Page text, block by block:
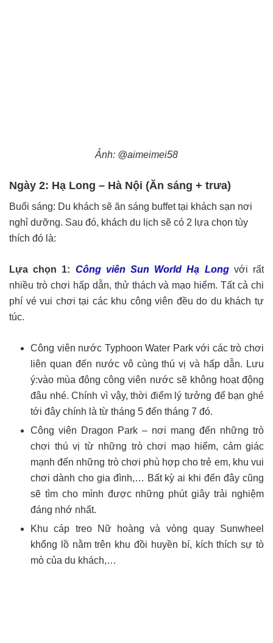
Ảnh: @aimeimei58
Ngày 2: Hạ Long – Hà Nội (Ăn sáng + trưa)
Buổi sáng: Du khách sẽ ăn sáng buffet tại khách sạn nơi
nghỉ dưỡng. Sau đó, khách du lịch sẽ có 2 lựa chọn tùy
thích đó là:
Lựa chọn 1: Công viên Sun World Hạ Longvới rất
nhiều trò chơi hấp dẫn, thử thách và mạo hiểm. Tất cả chi
phí vé vui chơi tại các khu công viên đều do du khách tự
túc.
Công viên nước Typhoon Water Park với các trò chơi
liên quan đến nước vô cùng thú vị và hấp dẫn. Lưu
ý:vào mùa đông công viên nước sẽ không hoạt động
đâu nhé. Chính vì vậy, thời điểm lý tưởng để bạn ghé
tới đây chính là từ tháng 5 đến tháng 7 đó.
Công viên Dragon Park – nơi mang đến những trò
chơi thú vị từ những trò chơi mạo hiểm, cảm giác
mạnh đến những trò chơi phù hợp cho trẻ em, khu vui
chơi dành cho gia đình,… Bất kỳ ai khi đến đây cũng
sẽ tìm cho mình được những phút giây trải nghiệm
đáng nhớ nhất.
Khu cáp treo Nữ hoàng và vòng quay Sunwheel
khổng lồ nằm trên khu đồi huyền bí, kích thích sự tò
mò của du khách,…